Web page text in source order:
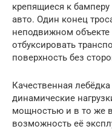
крепящиеся к
авто. Один конец
неподвижном объекте
отбуксировать
поверхность без
Качественная
динамические
мощностью и в то же
возможность её